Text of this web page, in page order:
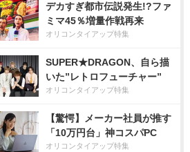
デカすぎ都市伝説発生!?ファ
ミマ45％増量作戦再来
オリコンタイアップ特集
SUPER★DRAGON、自ら描
いた”レトロフューチャー”
オリコンタイアップ特集
【驚愕】メーカー社員が推す
「10万円台」神コスパPC
オリコンタイアップ特集